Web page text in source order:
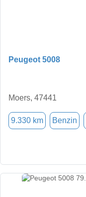
Peugeot 5008
Moers, 47441
9.330 km Benzin